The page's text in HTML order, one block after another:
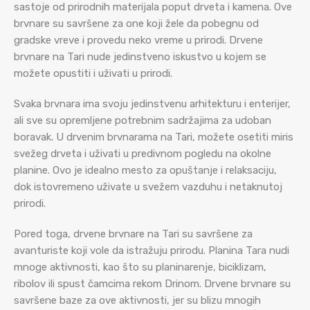
sastoje od prirodnih materijala poput drveta i kamena. Ove
brvnare su savršene za one koji žele da pobegnu od
gradske vreve i provedu neko vreme u prirodi. Drvene
brvnare na Tari nude jedinstveno iskustvo u kojem se
možete opustiti i uživati u prirodi.
Svaka brvnara ima svoju jedinstvenu arhitekturu i enterijer,
ali sve su opremljene potrebnim sadržajima za udoban
boravak. U drvenim brvnarama na Tari, možete osetiti miris
svežeg drveta i uživati u predivnom pogledu na okolne
planine. Ovo je idealno mesto za opuštanje i relaksaciju,
dok istovremeno uživate u svežem vazduhu i netaknutoj
prirodi.
Pored toga, drvene brvnare na Tari su savršene za
avanturiste koji vole da istražuju prirodu. Planina Tara nudi
mnoge aktivnosti, kao što su planinarenje, biciklizam,
ribolov ili spust čamcima rekom Drinom. Drvene brvnare su
savršene baze za ove aktivnosti, jer su blizu mnogih